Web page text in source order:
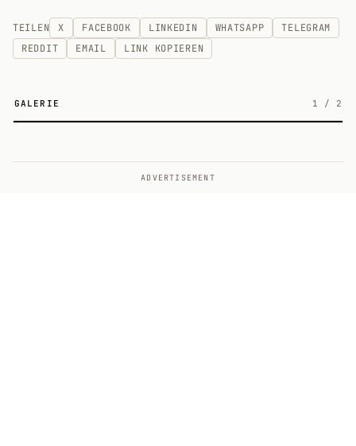
TEILEN X FACEBOOK LINKEDIN WHATSAPP
TELEGRAM
REDDIT
EMAIL LINK KOPIEREN
GALERIE 1 / 2
ADVERTISEMENT